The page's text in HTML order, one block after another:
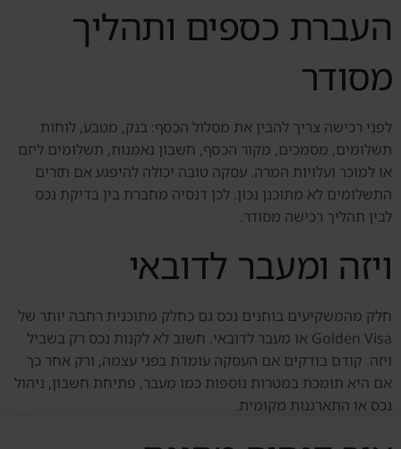
העברת כספים ותהליך
מסודר
לפני רכישה צריך להבין את מסלול הכסף: בנק, מטבע, לוחות
תשלומים, מסמכים, מקור הכסף, חשבון נאמנות, תשלומים ליזם
או למוכר ועלויות המרה. עסקה טובה יכולה להיפגע אם תזרים
התשלומים לא מתוכנן נכון. לכן דנסיה מחברת בין בדיקת נכס
לבין תהליך רכישה מסודר.
ויזה ומעבר לדובאי
חלק מהמשקיעים בוחנים נכס גם כחלק מתוכנית רחבה יותר של
Golden Visa או מעבר לדובאי. חשוב לא לקנות נכס רק בשביל
ויזה. קודם בודקים אם העסקה עומדת בפני עצמה, ורק אחר כך
אם היא תומכת במטרות נוספות כמו מעבר, פתיחת חשבון, ניהול
נכס או התארגנות מקומית.